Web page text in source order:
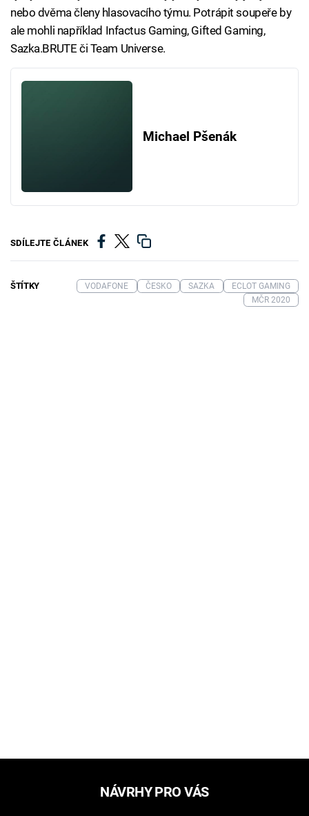
nebo dvěma členy hlasovacího týmu. Potrápit soupeře by
ale mohli například Infactus Gaming, Gifted Gaming,
Sazka.BRUTE či Team Universe.
Michael Pšenák
SDÍLEJTE ČLÁNEK
ŠTÍTKY VODAFONE ČESKO SAZKA
ECLOT GAMING
MČR 2020
NÁVRHY PRO VÁS